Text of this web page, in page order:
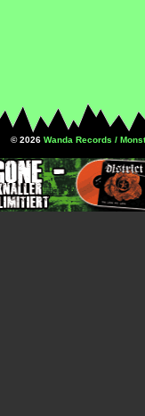
© 2026 Wanda Records /